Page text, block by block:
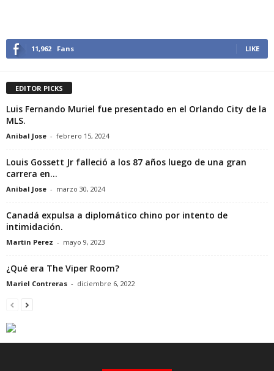
11,962 Fans LIKE
EDITOR PICKS
Luis Fernando Muriel fue presentado en el Orlando City de la
MLS.
Anibal Jose - febrero 15, 2024
Louis Gossett Jr falleció a los 87 años luego de una gran
carrera en...
Anibal Jose - marzo 30, 2024
Canadá expulsa a diplomático chino por intento de
intimidación.
Martin Perez - mayo 9, 2023
¿Qué era The Viper Room?
Mariel Contreras - diciembre 6, 2022